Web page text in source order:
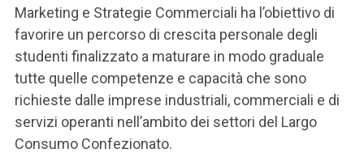
Marketing e Strategie Commerciali ha l’obiettivo di
favorire un percorso di crescita personale degli
studenti finalizzato a maturare in modo graduale
tutte quelle competenze e capacità che sono
richieste dalle imprese industriali, commerciali e di
servizi operanti nell’ambito dei settori del Largo
Consumo Confezionato.